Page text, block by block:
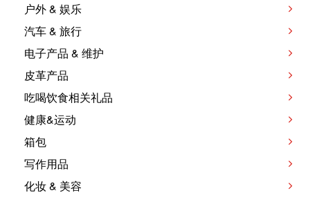
户外 & 娱乐
汽车 & 旅行
电子产品 & 维护
皮革产品
吃喝饮食相关礼品
健康&运动
箱包
写作用品
化妆 & 美容